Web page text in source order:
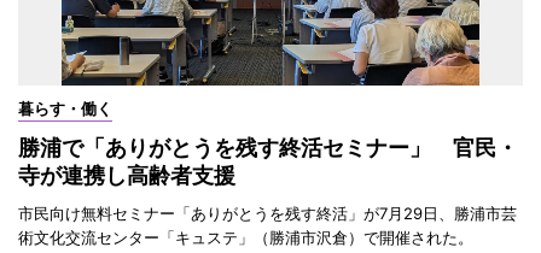
暮らす・働く
勝浦で「ありがとうを残す終活セミナー」 官民・
寺が連携し高齢者支援
市民向け無料セミナー「ありがとうを残す終活」が7月29日、勝浦市芸
術文化交流センター「キュステ」（勝浦市沢倉）で開催された。